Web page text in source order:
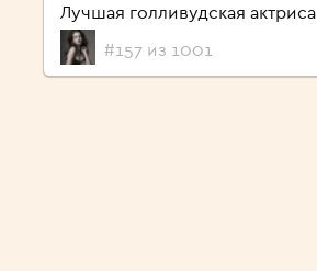
Лучшая голливудская актриса
#157 из 1001